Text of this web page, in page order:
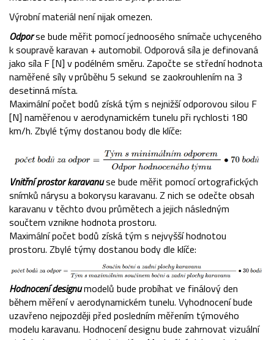
Výrobní materiál není nijak omezen.
Odporse bude měřit pomocí jednoosého snímače uchyceného
k soupravě karavan + automobil. Odporová síla je definovaná
jako síla F [N] v podélném směru. Započte se střední hodnota
naměřené síly v průběhu 5 sekund se zaokrouhlením na 3
desetinná místa.
Maximální počet bodů získá tým s nejnižší odporovou silou F
[N] naměřenou v aerodynamickém tunelu při rychlosti 180
km/h. Zbylé týmy dostanou body dle klíče:
Vnitřní prostor karavanuse bude měřit pomocí ortografických
snímků nárysu a bokorysu karavanu. Z nich se odečte obsah
karavanu v těchto dvou průmětech a jejich následným
součtem vznikne hodnota prostoru.
Maximální počet bodů získá tým s nejvyšší hodnotou
prostoru. Zbylé týmy dostanou body dle klíče:
Hodnocení designumodelů bude probíhat ve finálový den
během měření v aerodynamickém tunelu. Vyhodnocení bude
uzavřeno nejpozději před posledním měřením týmového
modelu karavanu. Hodnocení designu bude zahrnovat vizuální